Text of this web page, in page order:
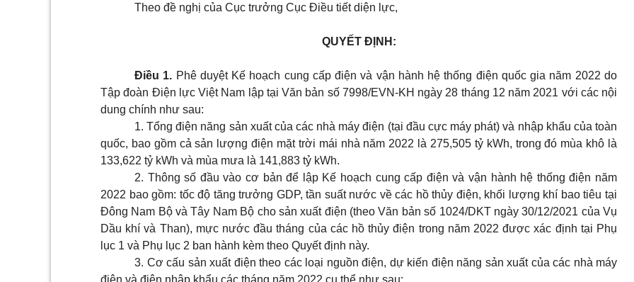
Theo đề nghị của Cục trưởng Cục Điều tiết diện lực,
QUYẾT ĐỊNH:
Điều 1. Phê duyệt Kế hoạch cung cấp điện và vận hành hệ thống điện quốc gia năm 2022 do
Tập đoàn Điện lực Việt Nam lập tại Văn bản số 7998/EVN-KH ngày 28 tháng 12 năm 2021 với các nội
dung chính như sau:
1. Tổng điện năng sản xuất của các nhà máy điện (tại đầu cực máy phát) và nhập khẩu của toàn
quốc, bao gồm cả sản lượng điện mặt trời mái nhà năm 2022 là 275,505 tỷ kWh, trong đó mùa khô là
133,622 tỷ kWh và mùa mưa là 141,883 tỷ kWh.
2. Thông số đầu vào cơ bản để lập Kế hoạch cung cấp điện và vận hành hệ thống điện năm
2022 bao gồm: tốc độ tăng trưởng GDP, tần suất nước về các hồ thủy điện, khối lượng khí bao tiêu tại
Đông Nam Bộ và Tây Nam Bộ cho sản xuất điện (theo Văn bản số 1024/DKT ngày 30/12/2021 của Vụ
Dầu khí và Than), mực nước đầu tháng của các hồ thủy điện trong năm 2022 được xác định tại Phụ
lục 1 và Phụ lục 2 ban hành kèm theo Quyết định này.
3. Cơ cấu sản xuất điện theo các loại nguồn điện, dự kiến điện năng sản xuất của các nhà máy
điện và điện nhập khẩu các tháng năm 2022 cụ thể như sau: